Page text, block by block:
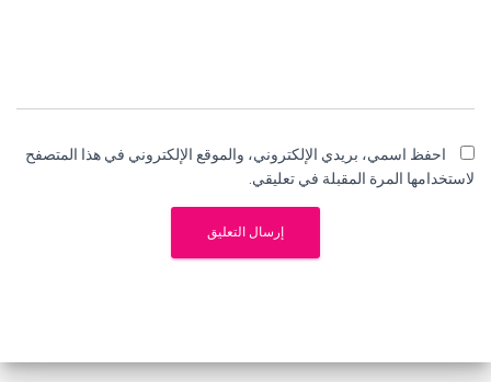
احفظ اسمي، بريدي الإلكتروني، والموقع الإلكتروني في هذا المتصفح
لاستخدامها المرة المقبلة في تعليقي.